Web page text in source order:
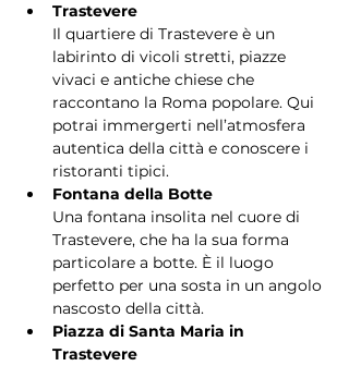
Trastevere
Il quartiere di Trastevere è un
labirinto di vicoli stretti, piazze
vivaci e antiche chiese che
raccontano la Roma popolare. Qui
potrai immergerti nell’atmosfera
autentica della città e conoscere i
ristoranti tipici.
Fontana della Botte
Una fontana insolita nel cuore di
Trastevere, che ha la sua forma
particolare a botte. È il luogo
perfetto per una sosta in un angolo
nascosto della città.
Piazza di Santa Maria in
Trastevere